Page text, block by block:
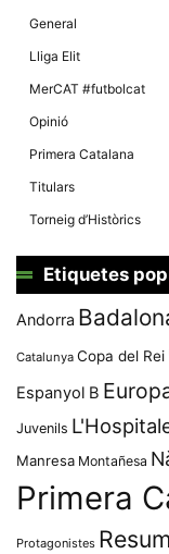
General
Lliga Elit
MerCAT #futbolcat
Opinió
Primera Catalana
Titulars
Torneig d’Històrics
Etiquetes
Andorra
Catalunya Copa del Rei
Espanyol B
Juvenils
Manresa Montañesa
Primera
Protagonistes Resum